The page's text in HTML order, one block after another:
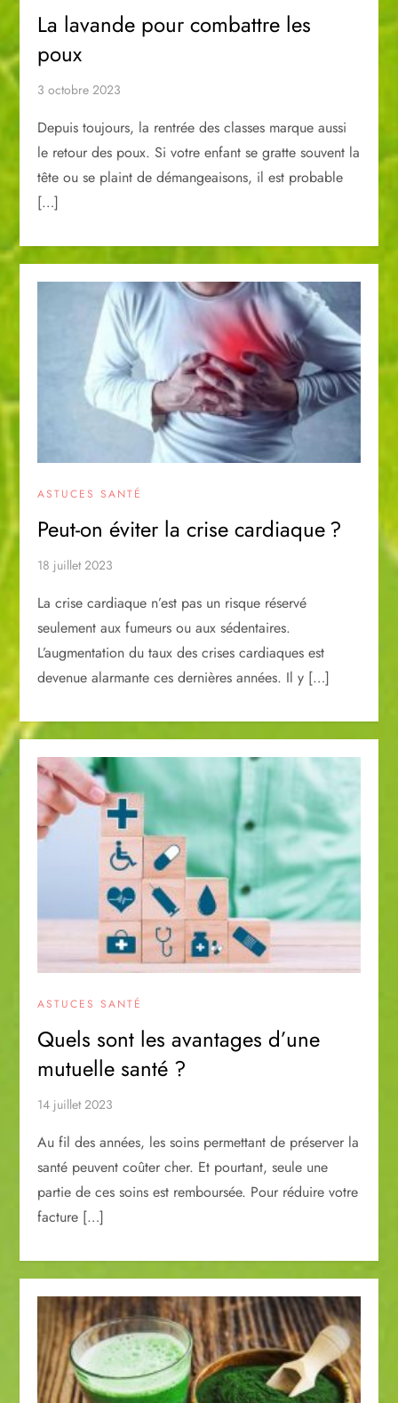
La lavande pour combattre les
poux
3 octobre 2023
Depuis toujours, la rentrée des classes marque aussi
le retour des poux. Si votre enfant se gratte souvent la
tête ou se plaint de démangeaisons, il est probable
[…]
ASTUCES SANTÉ
Peut-on éviter la crise cardiaque ?
18 juillet 2023
La crise cardiaque n’est pas un risque réservé
seulement aux fumeurs ou aux sédentaires.
L’augmentation du taux des crises cardiaques est
devenue alarmante ces dernières années. Il y […]
ASTUCES SANTÉ
Quels sont les avantages d’une
mutuelle santé ?
14 juillet 2023
Au fil des années, les soins permettant de préserver la
santé peuvent coûter cher. Et pourtant, seule une
partie de ces soins est remboursée. Pour réduire votre
facture […]